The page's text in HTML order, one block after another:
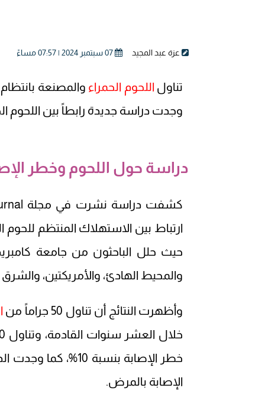
عزة عبد المجيد 07 سبتمبر 2024 | 07:57 مساءً
تناول اللحوم الحمراء
وجدت دراسة جديدة رابطاً بين اللحوم
دراسة حول اللحوم وخطر
ارتباط بين الاستهلاك المنتظم للحوم
والمحيط الهادئ، والأمريكتين،
وأظهرت النتائج أن تناول 50 جراماً من
خطر الإصابة بنسبة
الإصابة بالمرض.